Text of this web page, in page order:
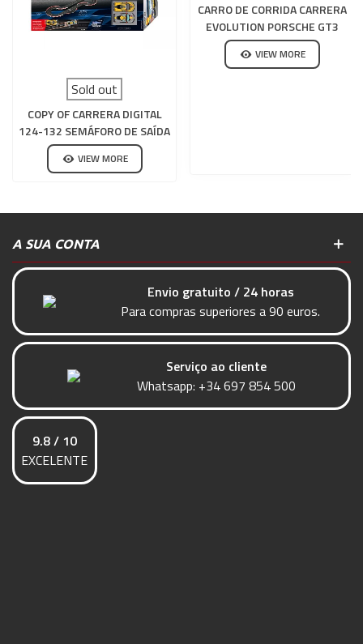
Sold out
COPY OF CARRERA DIGITAL
124-132 SEMÁFORO DE SAÍDA
VIEW MORE
CARRO DE CORRIDA CARRERA
EVOLUTION PORSCHE GT3
RSR LECHNER
VIEW MORE
A SUA CONTA
Envio gratuito / 24 horas
Para compras superiores a 90 euros.
Serviço ao cliente
Whatsapp: +34 697 854 500
9.8 / 10
EXCELENTE